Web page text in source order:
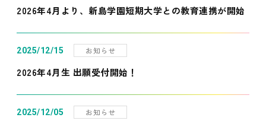
2026年4月より、新島学園短期大学との教育連携が開始
2025/12/15 お知らせ
2026年4月生 出願受付開始！
2025/12/05 お知らせ